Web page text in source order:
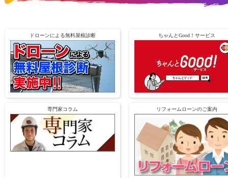
ドローンによる無料屋根診断 ちゃんとGood！サービス
専門家コラム リフォームローンのご案内